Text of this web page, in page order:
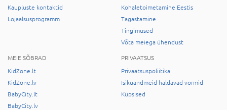
Kaupluste kontaktid
Lojaalsusprogramm
Kohaletoimetamine Eestis
Tagastamine
Tingimused
Võta meiega ühendust
MEIE SÕBRAD
KidZone.lt
KidZone.lv
BabyCity.lt
BabyCity.lv
PRIVAATSUS
Privaatsuspoliitika
Isikuandmeid haldavad vormid
Küpsised